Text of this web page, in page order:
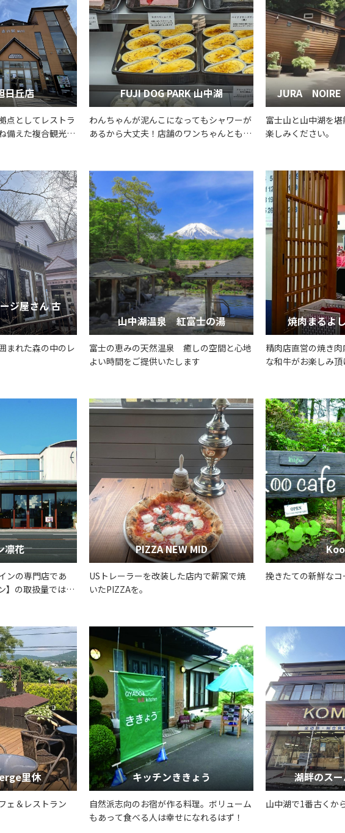
丘店
点としてレストラ
備えた複合観光施
FUJI DOG PARK 山中湖
わんちゃんが泥んこになってもシャワーが
あるから大丈夫！店舗のワンちゃんともお
JURA
富士山と山中湖を
楽しみください。
ジ屋さん 古
まれた森の中のレ
山中湖温泉 紅富士の湯
富士の恵みの天然温泉 癒しの空間と心地
よい時間をご提供いたします
焼肉まるよ
精肉店直営の焼き
な和牛がお楽しみ
っております。お
凛花
ンの専門店であ
】の取扱量では山
ンショップとし
生産者とお客様の
ます。
PIZZA NEW MID
USトレーラーを改装した店内で薪窯で焼
いたPIZZAを。
挽きたての新鮮な
里休
ェ＆レストラン
キッチンききょう
自然派志向のお宿が作る料理。ボリューム
もあって食べる人は幸せになれるはず！
湖畔のス
山中湖で1番古くか